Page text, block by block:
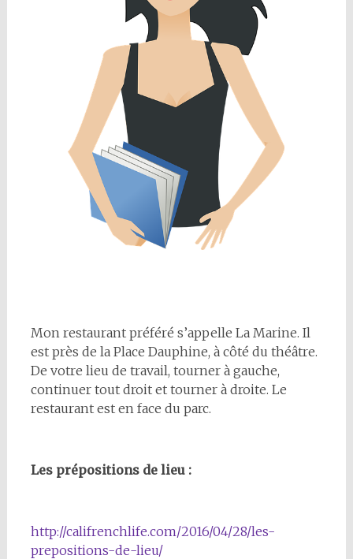
Mon restaurant préféré s’appelle La Marine. Il
est près de la Place Dauphine, à côté du théâtre.
De votre lieu de travail, tourner à gauche,
continuer tout droit et tourner à droite. Le
restaurant est en face du parc.
Les prépositions de lieu :
http://califrenchlife.com/2016/04/28/les-
prepositions-de-lieu/